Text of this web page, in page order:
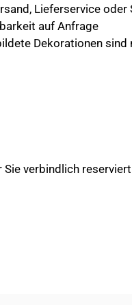
Lieferservice
auf Anfrage
Dekorationen
Sie verbindlich